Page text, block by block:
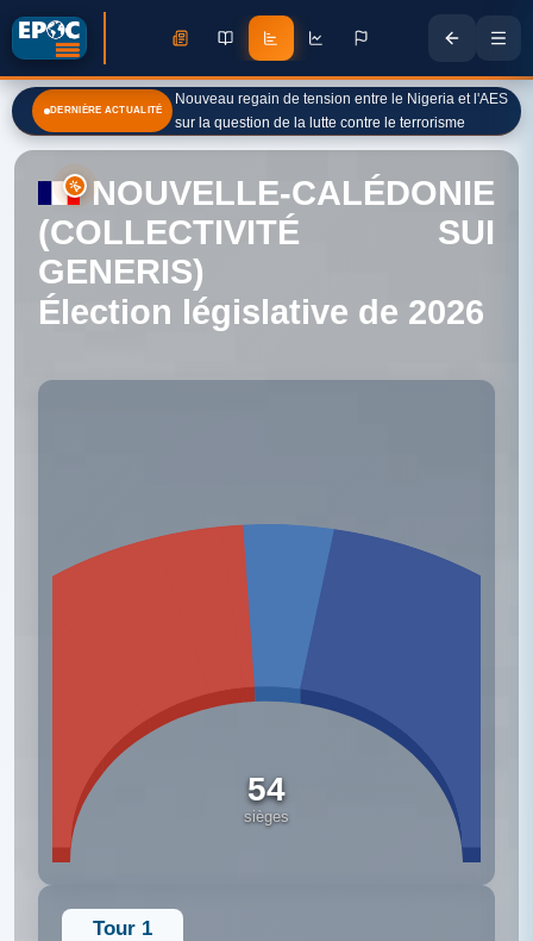
DERNIÈRE ACTUALITÉ
Nouveau regain de tension entre le Nigeria et l'AES
sur la question de la lutte contre le terrorisme
NOUVELLE-CALÉDONIE
(COLLECTIVITÉ SUI
GENERIS)
Élection législative de 2026
54
sièges
Tour 1